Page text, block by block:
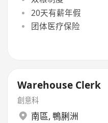
20天有薪年假
团体医疗保险
Warehouse Clerk
創意科
南區, 鴨脷洲